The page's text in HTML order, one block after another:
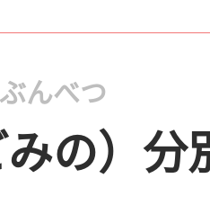
んべつ
みの）分